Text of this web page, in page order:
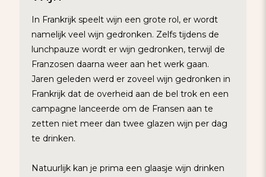
In Frankrijk speelt wijn een grote rol, er wordt
namelijk veel wijn gedronken. Zelfs tijdens de
lunchpauze wordt er wijn gedronken, terwijl de
Franzosen daarna weer aan het werk gaan.
Jaren geleden werd er zoveel wijn gedronken in
Frankrijk dat de overheid aan de bel trok en een
campagne lanceerde om de Fransen aan te
zetten niet meer dan twee glazen wijn per dag
te drinken.
Natuurlijk kan je prima een glaasje wijn drinken